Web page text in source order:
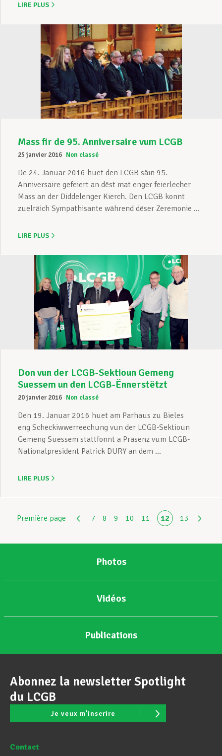
LIRE PLUS
Mass fir de 95. Anniversaire vum LCGB
25 janvier 2016 Non classé
De 24. Januar 2016 huet den LCGB säin 95.
Anniversaire gefeiert an dëst mat enger feierlecher
Mass an der Diddelenger Kierch. Den LCGB konnt
zuelräich Sympathisante während dëser Zeremonie ...
LIRE PLUS
Don vun der LCGB-Sektioun Gemeng
Suessem un den LCGB-Ënnerstëtzt
20 janvier 2016 Non classé
Den 19. Januar 2016 huet am Parhaus zu Bieles
eng Scheckiwwerreechung vun der LCGB-Sektioun
Gemeng Suessem stattfonnt a Präsenz vum LCGB-
Nationalpresident Patrick DURY an dem ...
LIRE PLUS
Première page 7 8 9 10 11 12 13
Photos
Vidéos
Publications
Abonnez la newsletter Spotlight
du LCGB
Je veux m'inscrire
Contact